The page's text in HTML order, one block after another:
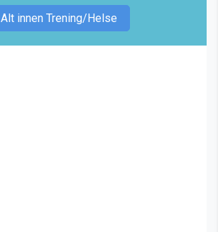
Alt innen Trening/Helse